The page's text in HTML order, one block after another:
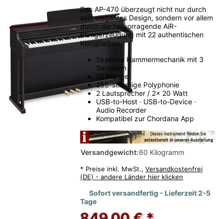
Das AP-470 überzeugt nicht nur durch
sein elegantes Design, sondern vor allem
durch die hervorragende AiR-
Klangerzeugung mit 22 authentischen
Klangfarben
Skalierte Hammermechanik mit 3
Sensoren
22 Klänge
255-stimmige Polyphonie
2 Lautsprecher / 2x 20 Watt
USB-to-Host · USB-to-Device ·
Audio Recorder
Kompatibel zur Chordana App
Versandgewicht:60 Kilogramm
* Preise inkl. MwSt., Versandkostenfrei
(DE) - andere Länder hier klicken
Sofort versandfertig - Lieferzeit 2-5
Tage